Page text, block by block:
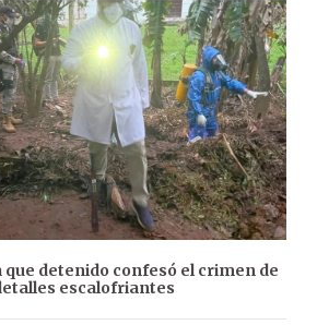
detenido confesó el crimen de
escalofriantes